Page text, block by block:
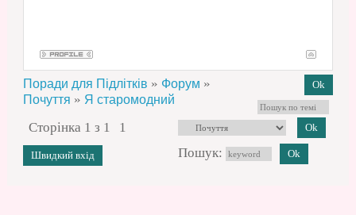
Поради для Підлітків » Форум »
Почуття » Я старомодний
Сторінка 1 з 1
1
Пошук: